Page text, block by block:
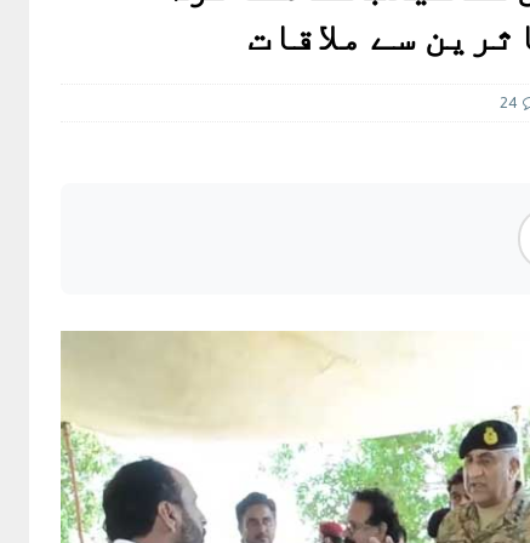
غیر ملکی پروڈکشنز پر مقامی مواد کو ترجیح دی جائے
سے ملاقات
24